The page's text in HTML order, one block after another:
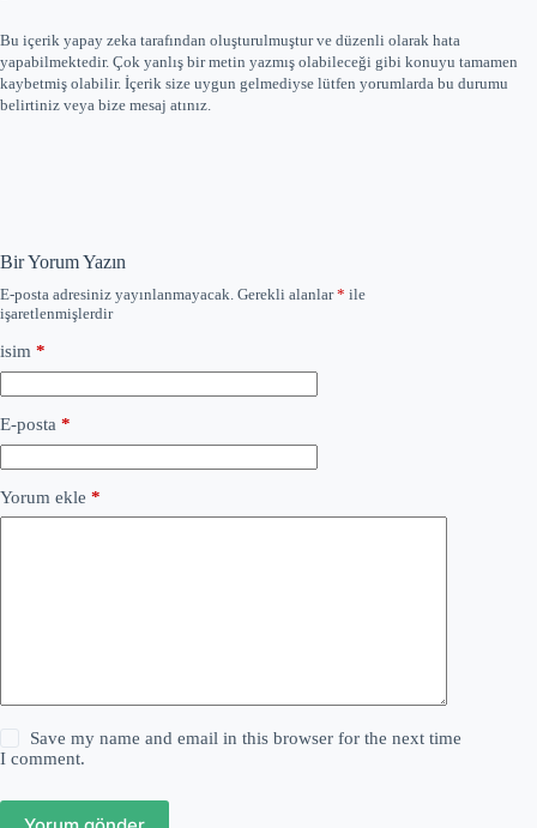
Bu içerik yapay zeka tarafından oluşturulmuştur ve düzenli olarak hata
yapabilmektedir. Çok yanlış bir metin yazmış olabileceği gibi konuyu tamamen
kaybetmiş olabilir. İçerik size uygun gelmediyse lütfen yorumlarda bu durumu
belirtiniz veya bize mesaj atınız.
Bir Yorum Yazın
E-posta adresiniz yayınlanmayacak. Gerekli alanlar* ile
işaretlenmişlerdir
isim *
E-posta *
Yorum ekle *
Save my name and email in this browser for the next time
I comment.